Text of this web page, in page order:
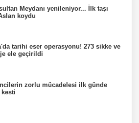
Meydanı yenileniyor... İlk taşı
koydu
tarihi eser operasyonu! 273 sikke ve
ele geçirildi
zorlu mücadelesi ilk günde
kesti